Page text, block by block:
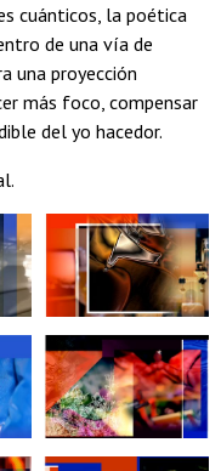
cuánticos, la poética
de una vía de
una proyección
más foco, compensar
del yo hacedor.
Zoom
Zoom